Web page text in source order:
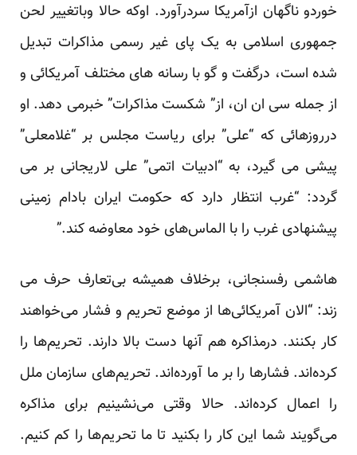
خوردو ناگهان ازآمریکا سردرآورد. اوکه حالا وباتغییر لحن
جمهوری اسلامی به یک پای غیر رسمی مذاکرات تبدیل
شده است، درگفت و گو با رسانه های مختلف آمریکائی و
از جمله سی ان ان، از” شکست مذاکرات” خبرمی دهد. او
درروزهائی که “علی” برای ریاست مجلس بر “غلامعلی”
پیشی می گیرد، به “ادبیات اتمی” علی لاریجانی بر می
گردد: “غرب انتظار دارد که حکومت ایران بادام زمینی
پیشنهادی غرب را با الماس‌های خود معاوضه کند.”
هاشمی رفسنجانی، برخلاف همیشه بی‌تعارف حرف می
زند: “الان آمریکائی‌ها از موضع تحریم و فشار می‌خواهند
کار بکنند. درمذاکره هم آنها دست بالا دارند. تحریم‌ها را
کرده‌‌اند. فشارها را بر ما آورده‌اند. تحریم‌های سازمان ملل
را اعمال کرده‌اند. حالا وقتی می‌نشینیم برای مذاکره
می‌گویند شما این کار را بکنید تا ما تحریم‌ها را کم کنیم.